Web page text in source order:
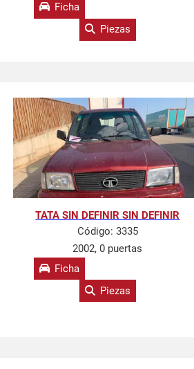
Ficha
Piezas
TATA SIN DEFINIR SIN DEFINIR
Código: 3335
2002, 0 puertas
Ficha
Piezas